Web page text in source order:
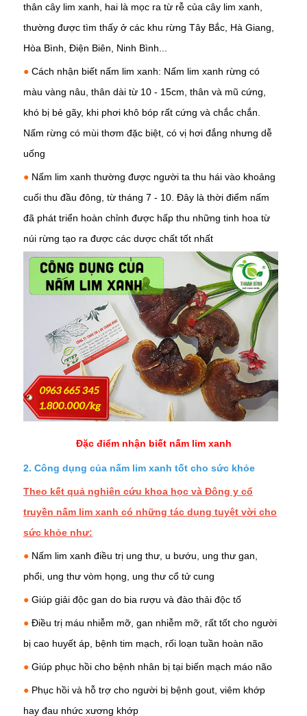
thân cây lim xanh, hai là mọc ra từ rễ của cây lim xanh,
thường được tìm thấy ở các khu rừng Tây Bắc, Hà Giang,
Hòa Bình, Điện Biên, Ninh Bình...
● Cách nhận biết nấm lim xanh: Nấm lim xanh rừng có
màu vàng nâu, thân dài từ 10 - 15cm, thân và mũ cứng,
khó bị bẻ gãy, khi phơi khô bóp rất cứng và chắc chắn.
Nấm rừng có mùi thơm đặc biệt, có vị hơi đắng nhưng dễ
uống
● Nấm lim xanh thường được người ta thu hái vào khoảng
cuối thu đầu đông, từ tháng 7 - 10. Đây là thời điểm nấm
đã phát triển hoàn chỉnh được hấp thu những tinh hoa từ
núi rừng tạo ra được các dược chất tốt nhất
Đặc điểm nhận biết nấm lim xanh
2. Công dụng của nấm lim xanh tốt cho sức khỏe
Theo kết quả nghiên cứu khoa học và Đông y cổ
truyền nấm lim xanh có những tác dụng tuyệt vời cho
sức khỏe như:
● Nấm lim xanh điều trị ung thư, u bướu ung thư gan,
phổi, ung thư vòm họng, ung thư cổ tử cung
● Giúp giải độc gan do bia rượu và đào thải độc tố
● Điều trị máu nhiễm mỡ, gan nhiễm mỡ, rất tốt cho người
bị cao huyết áp, bệnh tim mạch, rối loạn tuần hoàn não
● Giúp phục hồi cho bệnh nhân bị tại biến mạch máo não
● Phục hồi và hỗ trợ cho người bị bệnh gout, viêm khớp
hay đau nhức xương khớp